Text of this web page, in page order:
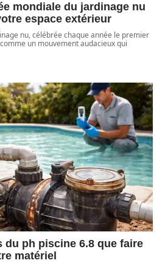
mondiale du jardinage nu
espace extérieur
nu, célébrée chaque année le premier
un mouvement audacieux qui
du ph piscine 6.8 que faire
matériel